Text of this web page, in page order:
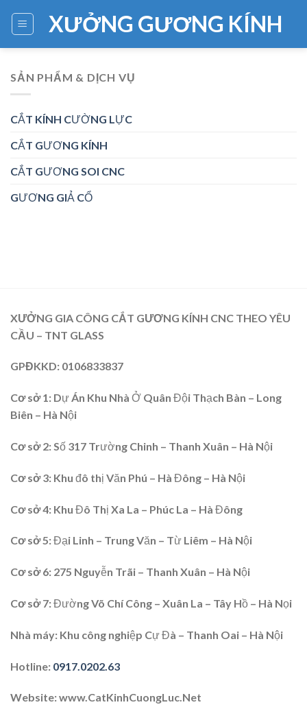
XƯỞNG GƯƠNG KÍNH
SẢN PHẨM & DỊCH VỤ
CẮT KÍNH CƯỜNG LỰC
CẮT GƯƠNG KÍNH
CẮT GƯƠNG SOI CNC
GƯƠNG GIẢ CỔ
XƯỞNG GIA CÔNG CẮT GƯƠNG KÍNH CNC THEO YÊU
CẦU – TNT GLASS
GPĐKKD: 0106833837
Cơ sở 1: Dự Án Khu Nhà Ở Quân Đội Thạch Bàn – Long
Biên – Hà Nội
Cơ sở 2: Số 317 Trường Chinh – Thanh Xuân – Hà Nội
Cơ sở 3: Khu đô thị Văn Phú – Hà Đông – Hà Nội
Cơ sở 4: Khu Đô Thị Xa La – Phúc La – Hà Đông
Cơ sở 5:Đại Linh – Trung Văn – Từ Liêm – Hà Nội
Cơ sở 6: 275 Nguyễn Trãi – Thanh Xuân – Hà Nội
Cơ sở 7: Đường Võ Chí Công – Xuân La – Tây Hồ – Hà Nọi
Nhà máy: Khu công nghiệp Cự Đà – Thanh Oai – Hà Nội
Hotline: 0917.0202.63
Website: www.CatKinhCuongLuc.Net